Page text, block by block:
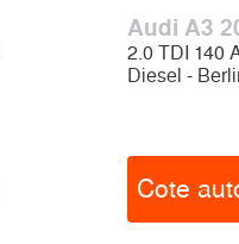
Audi A3
2.0 TDI 140
Diesel -
Cote